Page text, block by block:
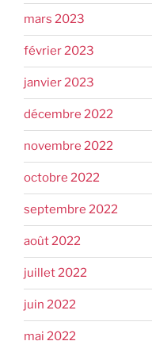
mars 2023
février 2023
janvier 2023
décembre 2022
novembre 2022
octobre 2022
septembre 2022
août 2022
juillet 2022
juin 2022
mai 2022